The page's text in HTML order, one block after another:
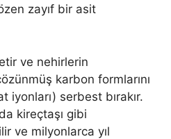
zayıf bir asit
ve nehirlerin
karbon formlarını
iyonları) serbest bırakır.
kireçtaşı gibi
ve milyonlarca yıl